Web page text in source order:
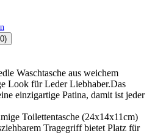
Waschtasche aus weichem
Look für Leder Liebhaber.Das
einzigartige Patina, damit ist jeder
Toilettentasche (24x14x11cm)
Tragegriff bietet Platz für